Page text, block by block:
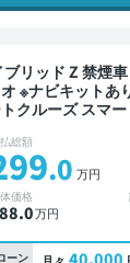
煙車 整備記録簿
※ナビキットあ
クルーズ スマ
総額
.0 万円
価格
.0万円
ーン 40,000